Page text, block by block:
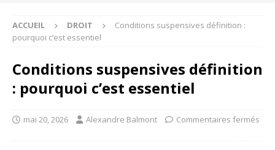
ACCUEIL DROIT
Conditions suspensives définition :
pourquoi c’est essentiel
Conditions suspensives définition
: pourquoi c’est essentiel
mai 20, 2026 Alexandre Balmont Commentaires fermés